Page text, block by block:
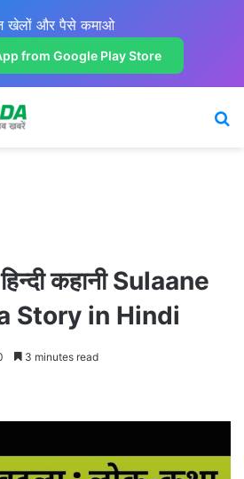
खेलों और पैसे कमाओ
from Google Play Store
कहानी Sulaane
Story in Hindi
3 minutes read